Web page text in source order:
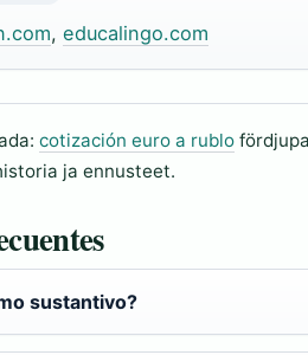
, educalingo.com
cotización euro a rublo
ja ennusteet.
sustantivo?